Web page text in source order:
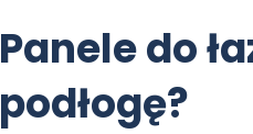
Panele do
podłogę?